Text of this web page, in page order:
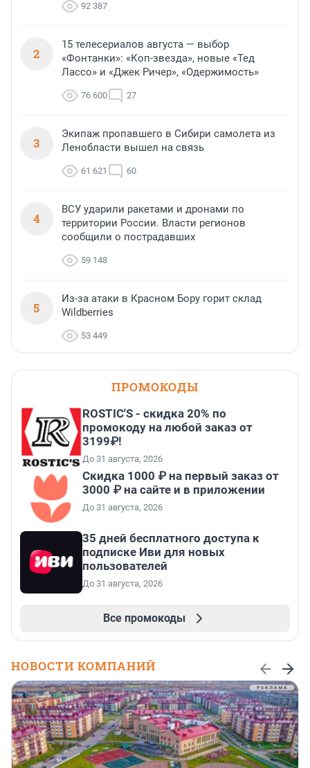
92 387
2
15 телесериалов августа — выбор
«Фонтанки»: «Коп-звезда», новые «Тед
Лассо» и «Джек Ричер», «Одержимость»
76 600 27
3
Экипаж пропавшего в Сибири самолета из
Ленобласти вышел на связь
61 621 60
4
ВСУ ударили ракетами и дронами по
территории России. Власти регионов
сообщили о пострадавших
59 148
5
Из-за атаки в Красном Бору горит склад
Wildberries
53 449
ПРОМОКОДЫ
ROSTIC'S - скидка 20% по
промокоду на любой заказ от
3199₽!
До 31 августа, 2026
Скидка 1000 ₽ на первый заказ от
3000 ₽ на сайте и в приложении
До 31 августа, 2026
35 дней бесплатного доступа к
подписке Иви для новых
пользователей
До 31 августа, 2026
Все промокоды
НОВОСТИ КОМПАНИЙ